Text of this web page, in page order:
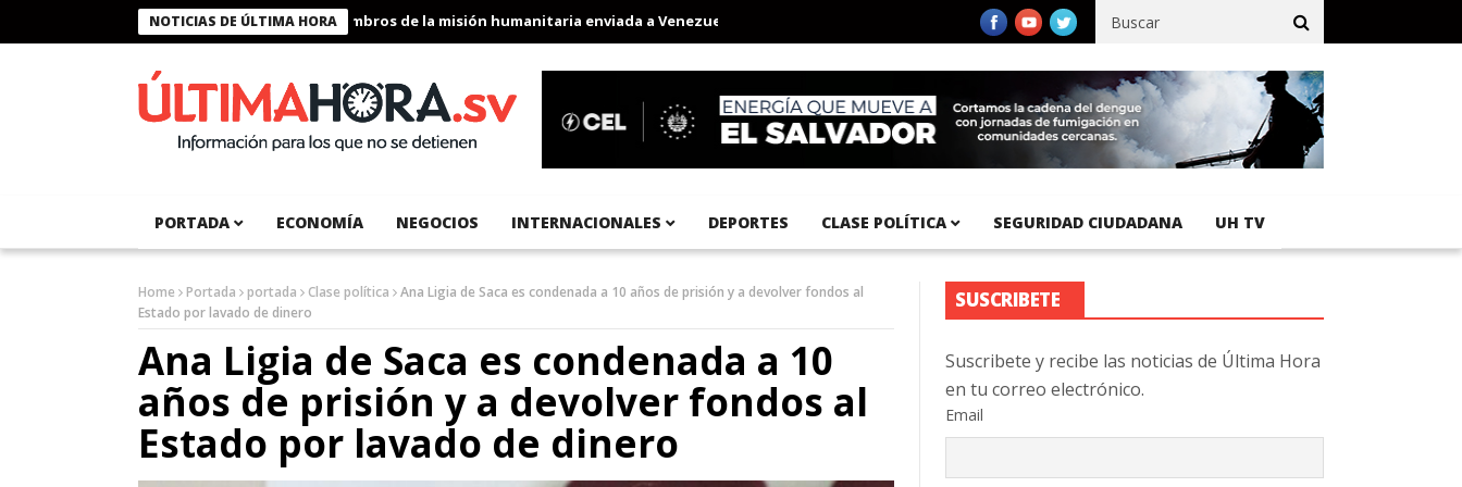
NOTICIAS DE ÚLTIMA HORA
Presidente Bukele condecora a miembros de la misión humanitaria enviada a Venezuela Aeropuerto Internacional del Pacífico registra 92 % de avance en obras de terracería
PORTADA ECONOMÍA NEGOCIOS INTERNACIONALES DEPORTES CLASE POLÍTICA SEGURIDAD CIUDADANA UH TV
Home Portada portada Clase política
Ana Ligia de Saca es condenada a 10 años de prisión y a devolver fondos al
Estado por lavado de dinero
Ana Ligia de Saca es condenada a 10
años de prisión y a devolver fondos al
Estado por lavado de dinero
SUSCRIBETE
Suscribete y recibe las noticias de Última Hora
en tu correo electrónico.
Email